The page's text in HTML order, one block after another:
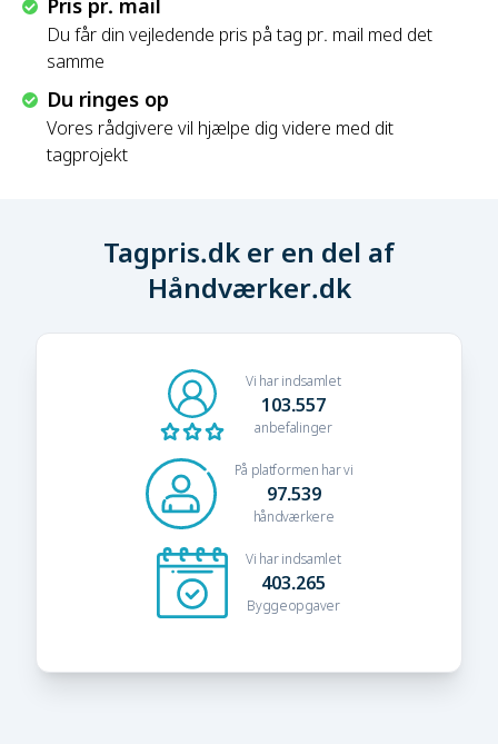
Pris pr. mail
Du får din vejledende pris på tag pr. mail med det
samme
Du ringes op
Vores rådgivere vil hjælpe dig videre med dit
tagprojekt
Tagpris.dk er en del af
Håndværker.dk
Vi har indsamlet
103.557
anbefalinger
På platformen har vi
97.539
håndværkere
Vi har indsamlet
403.265
Byggeopgaver